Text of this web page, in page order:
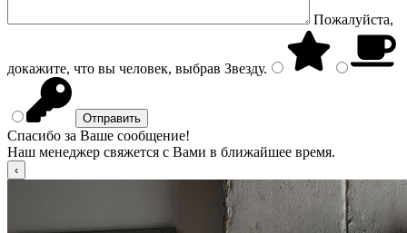
Пожалуйста,
докажите, что вы человек, выбрав Звезду.
Спасибо за Ваше сообщение!
Наш менеджер свяжется с Вами в ближайшее время.